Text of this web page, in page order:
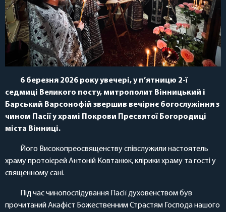
6 березня 2026 року увечері, у п’ятницю 2-ї
седмиці Великого посту, митрополит Вінницький і
Барський Варсонофій звершив вечірнє богослужіння з
чином Пасії у храмі Покрови Пресвятої Богородиці
міста Вінниці.
Його Високопреосвященству співслужили настоятель
храму протоієрей Антоній Ковтанюк, клірики храму та гості у
священному сані.
Під час чинопослідування Пасії духовенством був
прочитаний Акафіст Божественним Страстям Господа нашого